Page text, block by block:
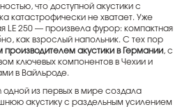
что доступной акустики с
катастрофически не хватает. Уже
LE 250 — произвела фурор: компактная
как взрослый напольник. С тех пор
производителем акустики в Германии, с
ключевых компонентов в Чехии и
в Вайльроде.
из первых в мире создала
акустику с раздельным усилением